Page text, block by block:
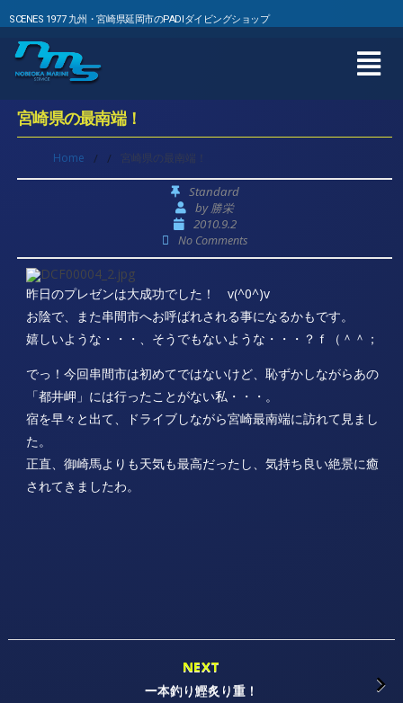
SCENES 1977 九州・宮崎県延岡市のPADIダイビングショップ
宮崎県の最南端！
Home / / 宮崎県の最南端！
Standard
by勝栄
2010.9.2
No Comments
昨日のプレゼンは大成功でした！ v(^0^)v
お陰で、また串間市へお呼ばれされる事になるかもです。
嬉しいような・・・、そうでもないような・・・？ｆ（＾＾；
でっ！今回串間市は初めてではないけど、恥ずかしながらあの
「都井岬」には行ったことがない私・・・。
宿を早々と出て、ドライブしながら宮崎最南端に訪れて見まし
た。
正直、御崎馬よりも天気も最高だったし、気持ち良い絶景に癒
されてきましたわ。
NEXT
一本釣り鰹炙り重！